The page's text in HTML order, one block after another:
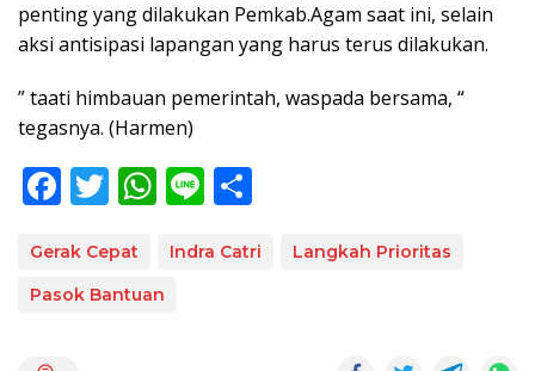
penting yang dilakukan Pemkab.Agam saat ini, selain
aksi antisipasi lapangan yang harus terus dilakukan.
” taati himbauan pemerintah, waspada bersama, “
tegasnya. (Harmen)
F
e
b
T
itt
er
W
at
s
Li
e ar
Gerak Cepat Indra Catri
Langkah Prioritas
Pasok Bantuan